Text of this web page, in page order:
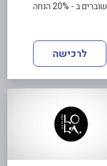
שוברים ב - 20% הנחה
לרכישה